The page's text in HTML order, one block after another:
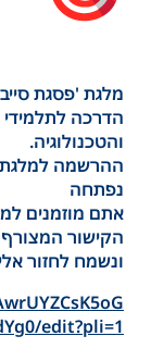
מלגת 'פסגת
הדרכה
והטכנולוגיה.
ההרשמה למלגת
נפתחה
אתם מוזמנים
הקישור המצורף
ונשמח לחזור
edit?pli=1